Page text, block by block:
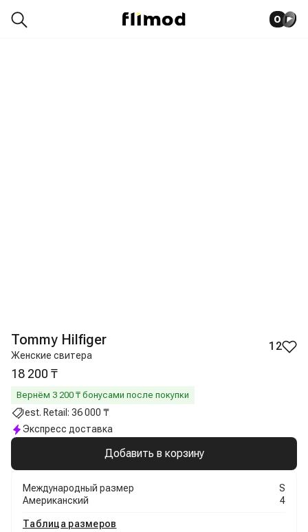
0
Tommy Hilfiger
Женские свитера
12
18 200 ₸
Вернём 3 200 ₸ бонусами после покупки
est. Retail: 36 000 ₸
Экспресс доставка
Добавить в корзину
Международный размер
S
Американский
4
Таблица размеров